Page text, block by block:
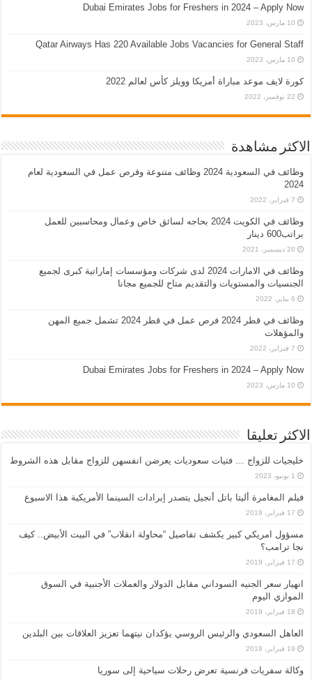
Dubai Emirates Jobs for Freshers in 2024 – Apply Now
10 مارس، 2023
Qatar Airways Has 220 Available Jobs Vacancies for General Staff
10 مارس، 2023
كورة لايف موعد مباراة أمريكا وويلز كأس لعالم 2022
22 نوفمبر، 2022
الاكثر مشاهدة
وظائف في السعودية 2024 وظائف متنوعة وفرص عمل في السعودية لعام
2024
7 فبراير، 2022
وظائف في الكويت 2024 بحاجه لسائق خاص وعمال ومحاسبين للعمل
براتب600 دينار
20 ديسمبر، 2021
وظائف في الامارات 2024 لدى شركات ومؤسسات إماراتية كبرى لجميع
الجنسيات والمستويات والتقديم متاح للجميع مجانا
6 يناير، 2022
وظائف في قطر 2024 فرص عمل في قطر 2024 تشمل جميع المهن
والمؤهلات
7 فبراير، 2022
Dubai Emirates Jobs for Freshers in 2024 – Apply Now
10 مارس، 2023
الاكثر تعليقا
خليجيات للزواج … فتيات سعوديات يعرضن انفسهن للزواج مقابل هذه الشروط
1 يونيو، 2023
فيلم المغامرة أليتا‭ ‬باتل أنجيل يتصدر إيرادات السينما الأمريكية هذا الاسبوع
17 فبراير، 2019
مسؤول امريكي كبير يكشف تفاصيل “محاولة انقلاب” في البيت الأبيض.. كيف
نجا ترامب؟
17 فبراير، 2019
انهيار سعر الجنيه السوداني مقابل الدولار والعملات الأجنبية في السوق
الموازي اليوم
18 فبراير، 2019
العاهل السعودي والرئيس الروسي يؤكدان نيتهما تعزيز العلاقات بين البلدين
19 فبراير، 2019
وكالة سفريات فرنسية تعرض رحلات سياحية إلى سوريا